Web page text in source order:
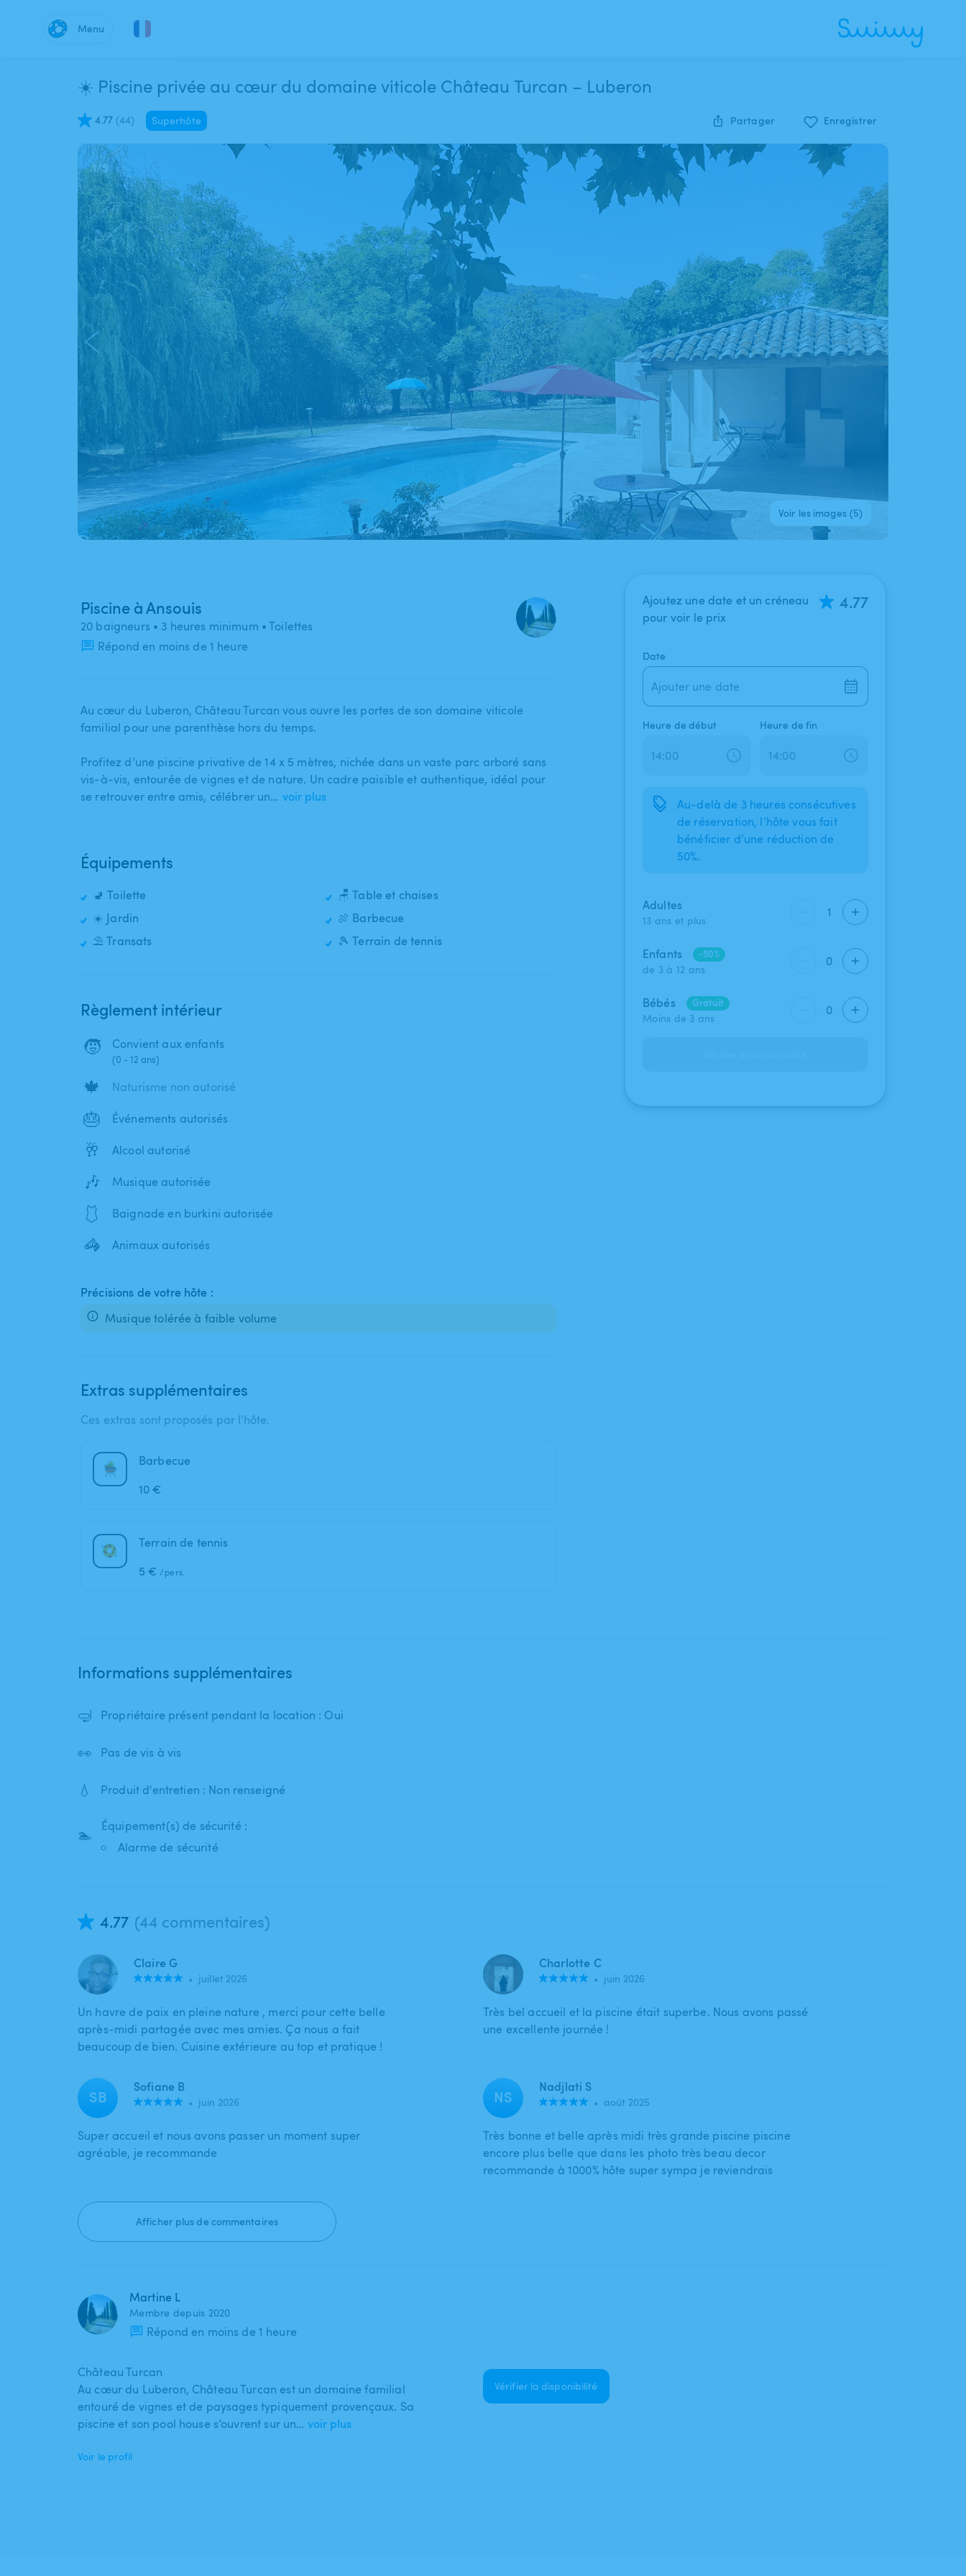
Menu
☀️ Piscine privée au cœur du domaine viticole Château Turcan – Luberon
4.77 (44) Superhôte Partager Enregistrer
1/5
Voir les images (5)
Piscine à Ansouis
20 baigneurs • 3 heures minimum • Toilettes
Répond en moins de 1 heure
Au cœur du Luberon​,​ Château Turcan vous ouvre les portes de son domaine viticole
familial pour une parenthèse hors du temps.
Profitez d’une piscine privative de 14 x 5 mètres​,​ nichée dans un vaste parc arboré sans
vis-à-vis​,​ entourée de vignes et de nature. Un cadre paisible et authentique​,​ idéal pour
se retrouver entre amis​,​ célébrer un… voir plus
Équipements
🚽 Toilette
☀️ Jardin
⛱️ Transats
🪑 Table et chaises
🍖 Barbecue
🎾 Terrain de tennis
Règlement intérieur
🧒 Convient aux enfants
(0 - 12 ans)
🍁 Naturisme non autorisé
🎂 Événements autorisés
🥂 Alcool autorisé
🎶 Musique autorisée
🩱 Baignade en burkini autorisée
🦓 Animaux autorisés
Précisions de votre hôte :
Musique tolérée à faible volume
Extras supplémentaires
Ces extras sont proposés par l'hôte.
Barbecue
10 €
Terrain de tennis
5 € /pers.
Ajoutez une date et un créneau
pour voir le prix
4.77
Date
Ajouter une date
Heure de début Heure de fin
Au-delà de 3 heures consécutives
de réservation, l’hôte vous fait
bénéficier d’une réduction de
50%.
Adultes
13 ans et plus
1
Enfants
-50%
de 3 à 12 ans
0
Bébés
Gratuit
Moins de 3 ans
0
Informations supplémentaires
🤿 Propriétaire présent pendant la location : Oui
👀 Pas de vis à vis
💧 Produit d'entretien : Non renseigné
🏊
Équipement(s) de sécurité :
Alarme de sécurité
4.77 (44 commentaires)
Claire G
• juillet 2026
Un havre de paix en pleine nature , merci pour cette belle
après-midi partagée avec mes amies. Ça nous a fait
beaucoup de bien. Cuisine extérieure au top et pratique !
Charlotte C
• juin 2026
Très bel accueil et la piscine était superbe. Nous avons passé
une excellente journée !
SB Sofiane B
• juin 2026
Super accueil et nous avons passer un moment super
agréable, je recommande
NS Nadjlati S
• août 2025
Très bonne et belle après midi très grande piscine piscine
encore plus belle que dans les photo très beau decor
recommande à 1000% hôte super sympa je reviendrais
Afficher plus de commentaires
Martine L
Membre depuis 2020
Répond en moins de 1 heure
Château Turcan
Au cœur du Luberon, Château Turcan est un domaine familial
entouré de vignes et de paysages typiquement provençaux. Sa
piscine et son pool house s’ouvrent sur un… voir plus
Voir le profil
Vérifier la disponibilité